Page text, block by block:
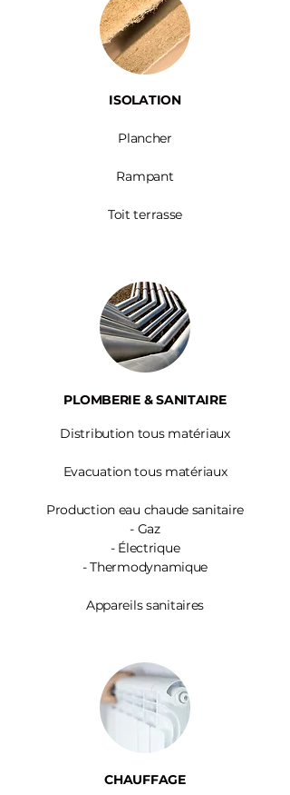
ISOLATION
Plancher
Rampant
Toit terrasse
PLOMBERIE & SANITAIRE
Distribution tous matériaux
Evacuation tous matériaux
Production eau chaude sanitaire
- Gaz
- Électrique
- Thermodynamique
Appareils sanitaires
CHAUFFAGE